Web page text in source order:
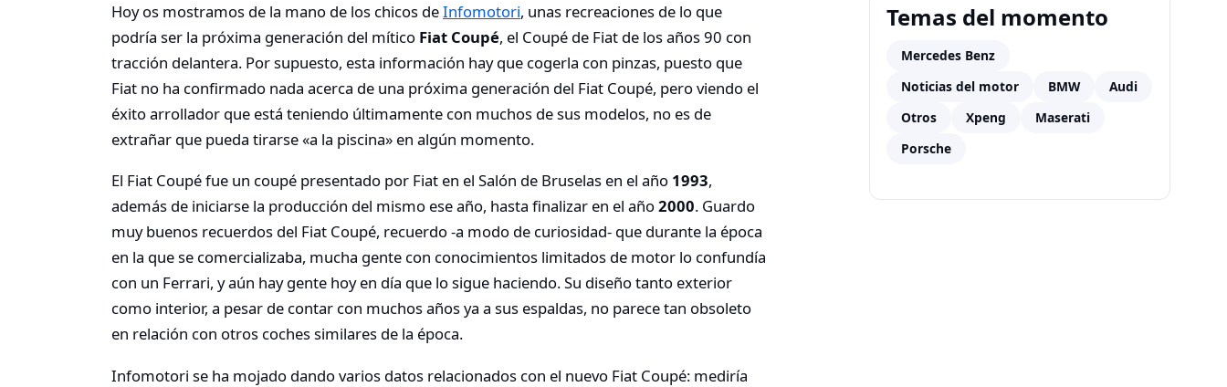
Hoy os mostramos de la mano de los chicos deInfomotori, unas recreaciones de lo que
podría ser la próxima generación del mítico Fiat Coupé, el Coupé de Fiat de los años 90 con
tracción delantera. Por supuesto, esta información hay que cogerla con pinzas, puesto que
Fiat no ha confirmado nada acerca de una próxima generación del Fiat Coupé, pero viendo el
éxito arrollador que está teniendo últimamente con muchos de sus modelos, no es de
extrañar que pueda tirarse «a la piscina» en algún momento.
El Fiat Coupé fue un coupé presentado por Fiat en el Salón de Bruselas en el año 1993,
además de iniciarse la producción del mismo ese año, hasta finalizar en el año2000. Guardo
muy buenos recuerdos del Fiat Coupé, recuerdo -a modo de curiosidad- que durante la época
en la que se comercializaba, mucha gente con conocimientos limitados de motor lo confundía
con un Ferrari, y aún hay gente hoy en día que lo sigue haciendo. Su diseño tanto exterior
como interior, a pesar de contar con muchos años ya a sus espaldas, no parece tan obsoleto
en relación con otros coches similares de la época.
Infomotori se ha mojado dando varios datos relacionados con el nuevo Fiat Coupé: mediría
Temas del momento
Mercedes Benz
Noticias del motor
BMW
Audi
Otros
Xpeng
Maserati
Porsche